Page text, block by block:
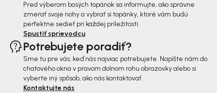
Pred výberom bosých topánok sa informujte, ako správne
zmerať svoje nohy a vybrať si topánky, ktoré vám budú
perfektne sedieť pri každej príležitosti.
Spustiť sprievodcu
Potrebujete poradiť?
Sme tu pre vás, keď nás najviac potrebujete. Napíšte nám do
chatového okna v pravom dolnom rohu obrazovky alebo si
vyberte iný spôsob, ako nás kontaktovať.
Kontaktujte nás